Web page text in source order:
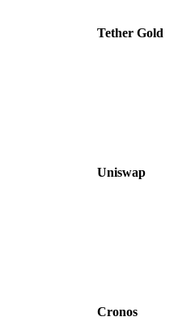
Tether Gold
Uniswap
Cronos